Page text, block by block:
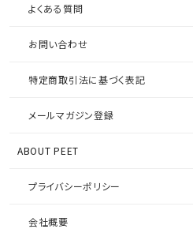
よくある質問
お問い合わせ
特定商取引法に基づく表記
メールマガジン登録
ABOUT PEET
プライバシーポリシー
会社概要